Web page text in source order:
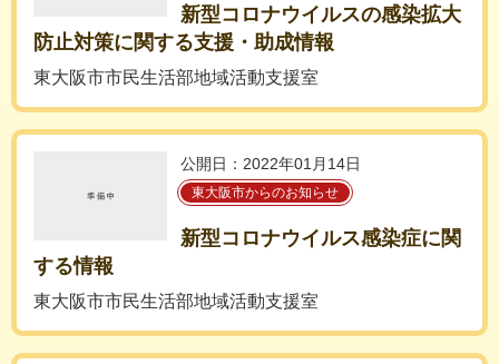
新型コロナウイルスの感染拡大
防止対策に関する支援・助成情報
東大阪市市民生活部地域活動支援室
公開日：2022年01月14日
東大阪市からのお知らせ
新型コロナウイルス感染症に関
する情報
東大阪市市民生活部地域活動支援室